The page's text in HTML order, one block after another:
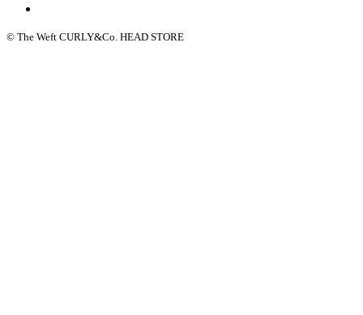
© The Weft CURLY&Co. HEAD STORE